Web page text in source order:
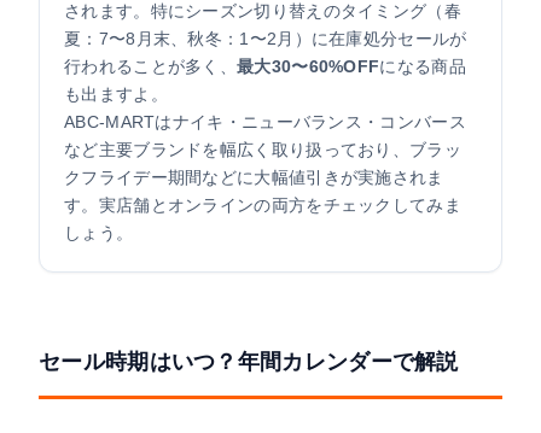
されます。特にシーズン切り替えのタイミング（春
夏：7〜8月末、秋冬：1〜2月）に在庫処分セールが
行われることが多く、最大30〜60%OFFになる商品
も出ますよ。
ABC-MARTはナイキ・ニューバランス・コンバース
など主要ブランドを幅広く取り扱っており、ブラッ
クフライデー期間などに大幅値引きが実施されま
す。実店舗とオンラインの両方をチェックしてみま
しょう。
セール時期はいつ？年間カレンダーで解説